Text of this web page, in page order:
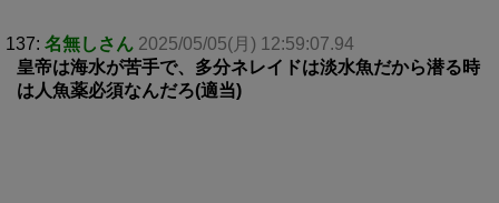
137: 名無しさん 2025/05/05(月) 12:59:07.94
皇帝は海水が苦手で、多分ネレイドは淡水魚だから潜る時
は人魚薬必須なんだろ(適当)